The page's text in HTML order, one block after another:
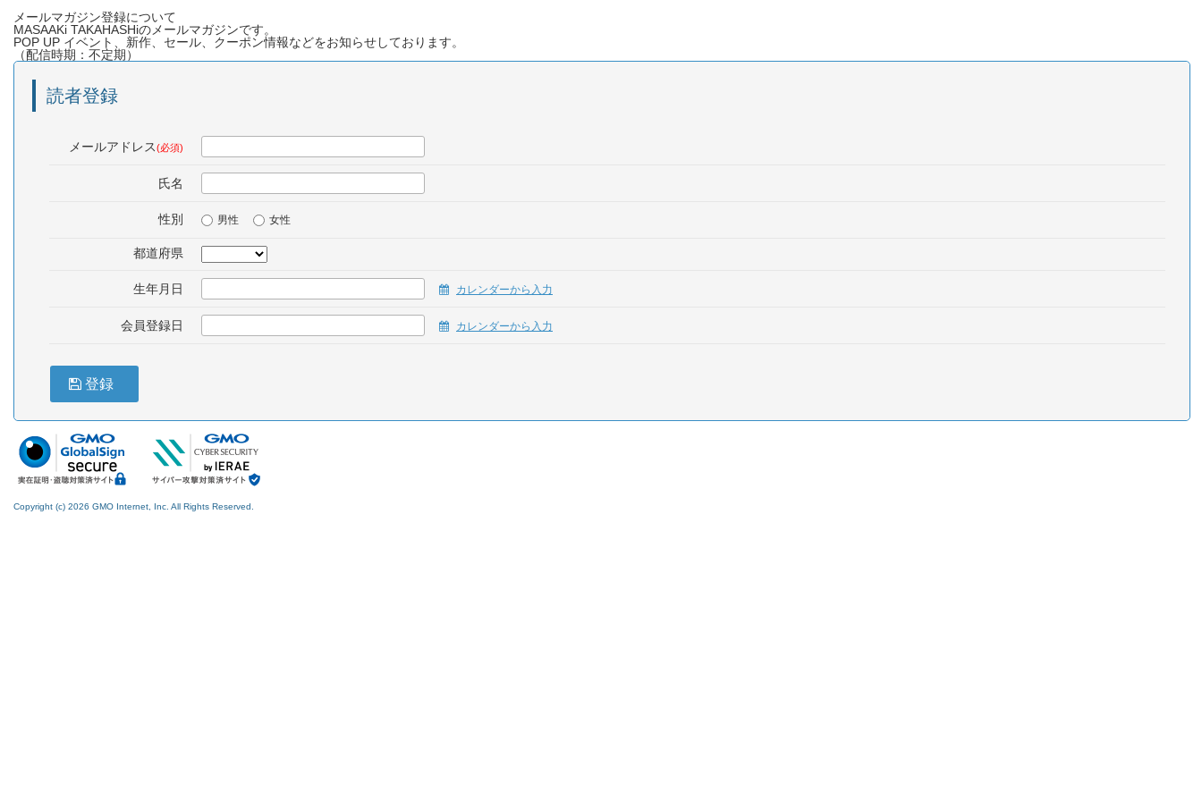
メールマガジン登録について
MASAAKi TAKAHASHiのメールマガジンです。
POP UP イベント、新作、セール、クーポン情報などをお知らせしております。
（配信時期：不定期）
読者登録
メールアドレス(必須)
氏名
性別 男性 女性
都道府県
生年月日 カレンダーから入力
会員登録日 カレンダーから入力
登録
Copyright (c) 2026 GMO Internet, Inc. All Rights Reserved.